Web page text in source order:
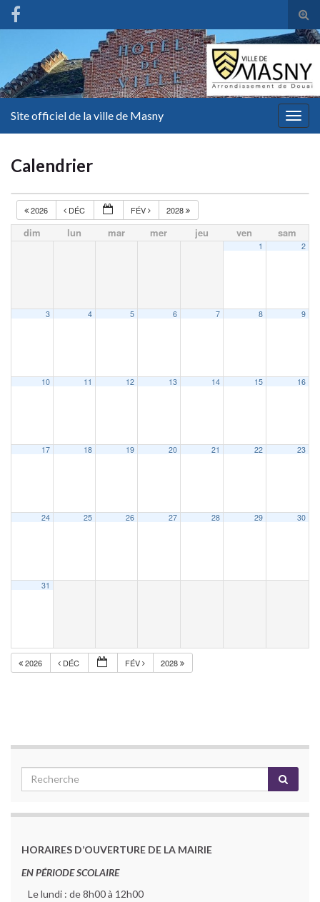
Site officiel de la ville de Masny
Calendrier
2026 DÉC FÉV 2028
dim lun mar mer jeu ven sam
1 2
3 4 5 6 7 8 9
10 11 12 13 14 15 16
17 18 19 20 21 22 23
24 25 26 27 28 29 30
31
2026 DÉC FÉV 2028
HORAIRES D’OUVERTURE DE LA MAIRIE
EN PÉRIODE SCOLAIRE
Le lundi : de 8h00 à 12h00